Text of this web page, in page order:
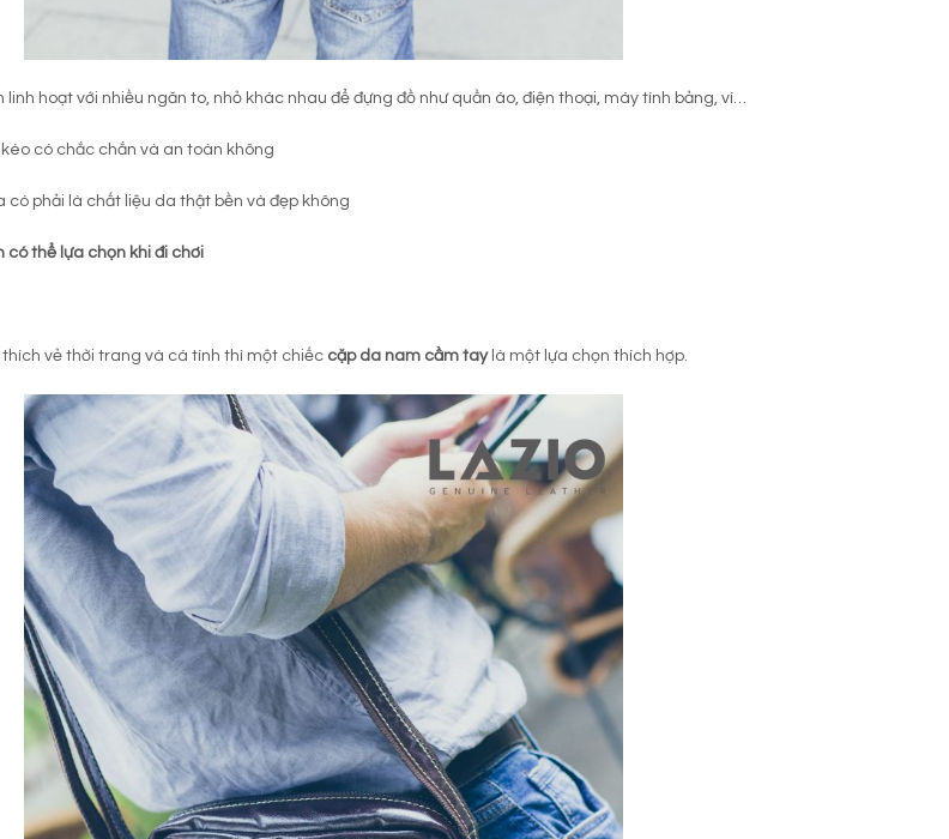
hoạt với nhiều ngăn to, nhỏ khác nhau để đựng đồ như quần áo, điện thoại, máy tính bảng, ví…
có chắc chắn và an toàn không
có phải là chất liệu da thật bền và đẹp không
có thể lựa chọn khi đi chơi
vẻ thời trang và cá tính thì một chiếc cặp da nam cầm taylà một lựa chọn thích hợp.